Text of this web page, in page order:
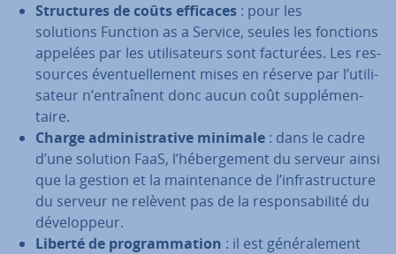
Struc­tures de coûts efficaces : pour les
solutions Function as a Service, seules les fonctions
appelées par les uti­li­sa­teurs sont facturées. Les res­
sources éven­tuel­le­ment mises en réserve par l’uti­li­
sa­teur n’en­traî­nent donc aucun coût sup­plé­men­
taire.
Charge ad­mi­nis­tra­tive minimale : dans le cadre
d’une solution FaaS, l’hé­ber­ge­ment du serveur ainsi
que la gestion et la main­te­nance de l’in­fras­truc­ture
du serveur ne relèvent pas de la res­pon­sa­bi­lité du
dé­ve­lop­peur.
Liberté de pro­gram­ma­tion : il est gé­né­ra­le­ment